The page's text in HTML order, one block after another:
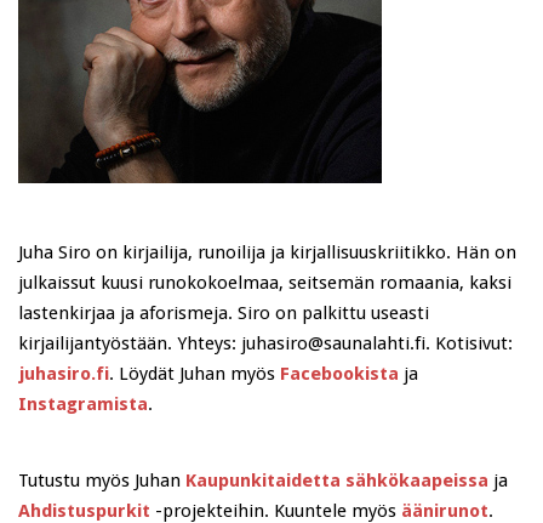
Juha Siro on kirjailija, runoilija ja kirjallisuuskriitikko. Hän on
julkaissut kuusi runokokoelmaa, seitsemän romaania, kaksi
lastenkirjaa ja aforismeja. Siro on palkittu useasti
kirjailijantyöstään. Yhteys: juhasiro@saunalahti.fi. Kotisivut:
juhasiro.fi. Löydät Juhan myös Facebookista ja
Instagramista.
Tutustu myös Juhan Kaupunkitaidetta sähkökaapeissa ja
Ahdistuspurkit -projekteihin. Kuuntele myös äänirunot.